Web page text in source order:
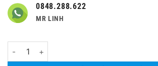
0848.288.622
MR LINH
Số lượng